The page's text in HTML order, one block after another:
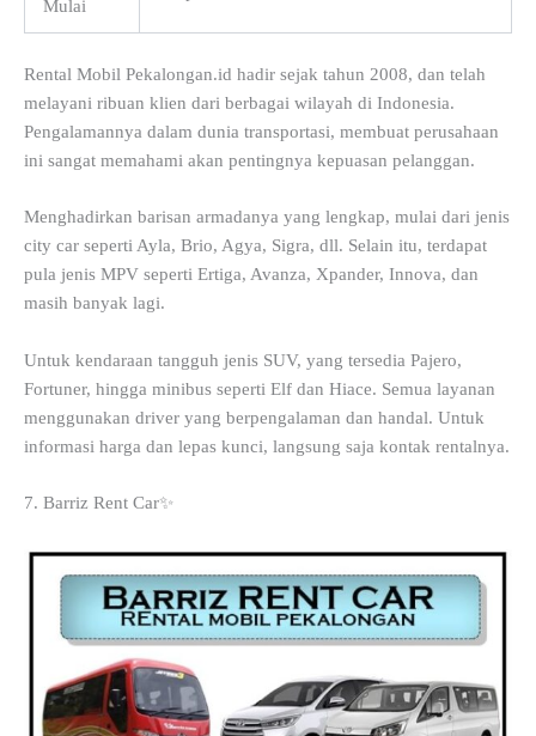
Mulai
Rental Mobil Pekalongan.id hadir sejak tahun 2008, dan telah
melayani ribuan klien dari berbagai wilayah di Indonesia.
Pengalamannya dalam dunia transportasi, membuat perusahaan
ini sangat memahami akan pentingnya kepuasan pelanggan.
Menghadirkan barisan armadanya yang lengkap, mulai dari jenis
city car seperti Ayla, Brio, Agya, Sigra, dll. Selain itu, terdapat
pula jenis MPV seperti Ertiga, Avanza, Xpander, Innova, dan
masih banyak lagi.
Untuk kendaraan tangguh jenis SUV, yang tersedia Pajero,
Fortuner, hingga minibus seperti Elf dan Hiace. Semua layanan
menggunakan driver yang berpengalaman dan handal. Untuk
informasi harga dan lepas kunci, langsung saja kontak rentalnya.
7. Barriz Rent Car✨